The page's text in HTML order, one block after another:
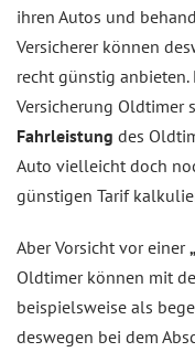
ihren Autos und
Versicherer können
recht günstig anbieten.
Versicherung Oldtimer
Fahrleistung des
Auto vielleicht doch
günstigen Tarif
Aber Vorsicht vor einer
Oldtimer können mit
beispielsweise als
deswegen bei dem